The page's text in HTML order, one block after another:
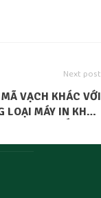
Next post
VẠCH KHÁC VỚI
LOẠI MÁY IN KHÁC